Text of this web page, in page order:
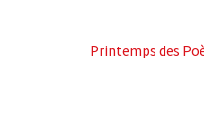
Pròxima
Printemps des